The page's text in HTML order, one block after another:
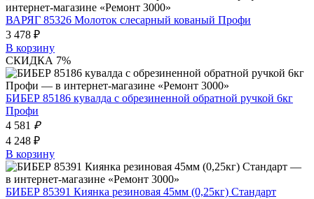
ВАРЯГ 85326 Молоток слесарный кованый Профи
3 478 ₽
В корзину
СКИДКА 7%
БИБЕР 85186 кувалда с обрезиненной обратной ручкой 6кг
Профи
4 581 ₽
4 248 ₽
В корзину
БИБЕР 85391 Киянка резиновая 45мм (0,25кг) Стандарт